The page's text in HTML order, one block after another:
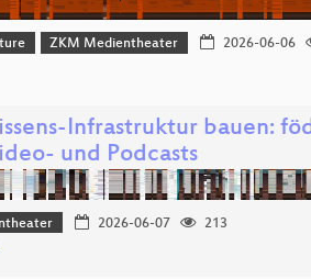
ZKM Medientheater
2026-06-06
Infrastruktur bauen:
und Podcasts
2026-06-07
213